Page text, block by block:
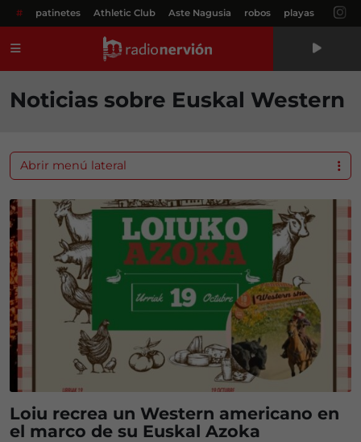
# patinetes Athletic Club Aste Nagusia robos playas
Noticias sobre Euskal Western
Loiu recrea un Western americano en
el marco de su Euskal Azoka
Abrir menú lateral